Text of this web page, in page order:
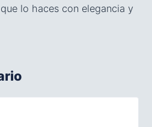
lo haces con elegancia y